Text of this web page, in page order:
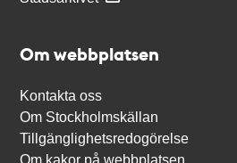
Om webbplatsen
Kontakta oss
Om Stockholmskällan
Tillgänglighetsredogörelse
Om kakor på webbplatsen